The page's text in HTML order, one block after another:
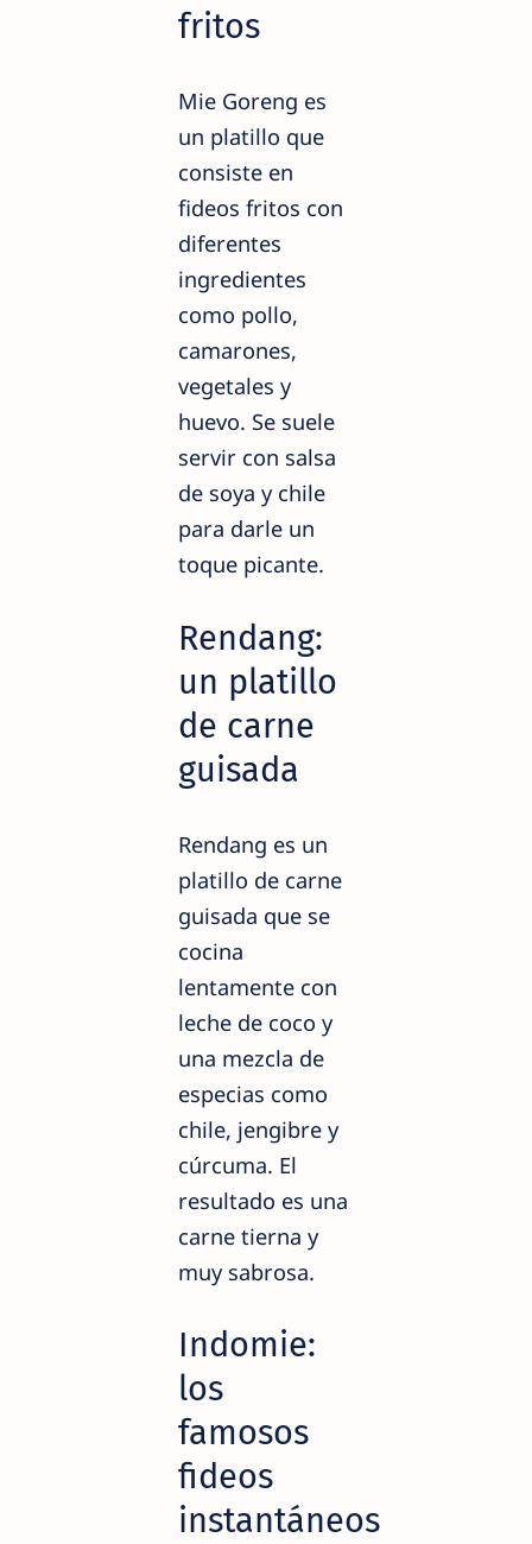
fritos
Mie Goreng es
un platillo que
consiste en
fideos fritos con
diferentes
ingredientes
como pollo,
camarones,
vegetales y
huevo. Se suele
servir con salsa
de soya y chile
para darle un
toque picante.
Rendang:
un platillo
de carne
guisada
Rendang es un
platillo de carne
guisada que se
cocina
lentamente con
leche de coco y
una mezcla de
especias como
chile, jengibre y
cúrcuma. El
resultado es una
carne tierna y
muy sabrosa.
Indomie:
los
famosos
fideos
instantáneos